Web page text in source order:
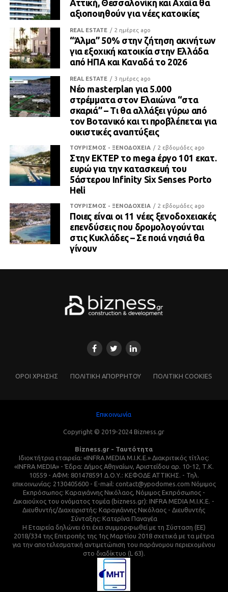
Αττική, Θεσσαλονίκη και Αχαΐα θα
αξιοποιηθούν για νέες κατοικίες
REAL ESTATE 2 ημέρες ago
“Άλμα” 50% στην ζήτηση ακινήτων
για εξοχική κατοικία στην Ελλάδα
από ΗΠΑ και Καναδά το 2026
REAL ESTATE 3 ημέρες ago
Νέο masterplan για 5.000
στρέμματα στον Ελαιώνα “στα
σκαριά” – Τι θα αλλάξει γύρω από
τον Βοτανικό και τι προβλέπεται για
οικιστικές αναπτύξεις
ΤΟΥΡΙΣΜΟΣ - ΞΕΝΟΔΟΧΕΙΑ 2 εβδομάδες ago
Στην ΕΚΤΕΡ το mega έργο 101 εκατ.
ευρώ για την κατασκευή του
5άστερου Infinity Six Senses Porto
Heli
ΤΟΥΡΙΣΜΟΣ - ΞΕΝΟΔΟΧΕΙΑ 2 εβδομάδες ago
Ποιες είναι οι 11 νέες ξενοδοχειακές
επενδύσεις που δρομολογούνται
στις Κυκλάδες – Σε ποιά νησιά θα
γίνουν
ΌΡΟΙ ΧΡΗΣΗΣ ΠΟΛΙΤΙΚΗ ΑΠΟΡΡΗΤΟΥ ΠΟΛΙΤΙΚΗ COOKIES
Επικοινωνία
Copyright © 2019-2024 Bizness.gr
Bizness.gr - Ταυτότητα
Ιδιοκτήτρια εταιρεία: «INFRA MEDIA M.I.K.E.» Διακριτικός τίτλος:
«INFRA MEDIA» - Έδρα: Δήμος Αθηναίων, Αριστείδου αρ. 10-12, Τ.Κ.
10559 - ΑΦΜ: 801478591 Δ.Ο.Υ.: ΚΕΦΟΔΕ ΑΤΤΙΚΗΣ. - Τηλ.
επικοινωνίας: 2130405600 - E-mail: contact@ypodomes.com Νόμιμος
Εκπρόσωπος: Καραγιάννης Νικόλαος, Νόμιμος Εκπρόσωπος -
Δικαιούχος του ονόματος τομέα (bizness.gr): INFRA MEDIA M.I.K.E. -
Διευθυντής/Διαχειριστής: Καραγιάννης Νικόλαος - Διευθυντής
Σύνταξης: Κατερίνα Παναγέα
Η Εταιρεία δηλώνει ότι έχει συμμορφωθεί με τη Σύσταση (ΕΕ)
2018/334 της Επιτροπής της 1ης Μαρτίου 2018 σχετικά με τα μέτρα
για την αποτελεσματική αντιμετώπιση του παράνομου περιεχομένου
στο διαδίκτυο (L 63).